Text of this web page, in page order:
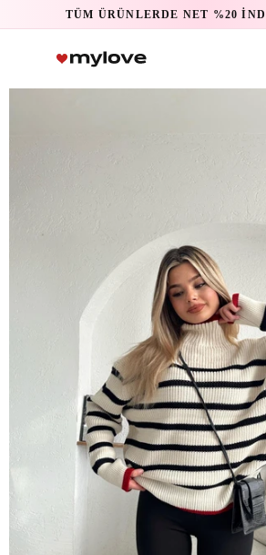
TÜM ÜRÜNLERDE NET %20